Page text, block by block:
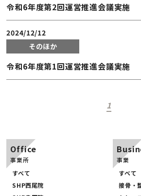
PRICE
令和6年度第2回運営推進会議実施
2024/12/12
そのほか
令和6年度第1回運営推進会議実施
1
Office
事業所
すべて
SHP西尾院
事業
すべて
接骨・